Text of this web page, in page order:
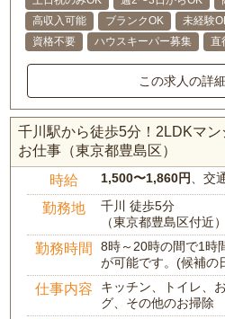
高収入可能
ブランクOK 未経験
資格不要
ハウスキーパー募集 直
この求人の詳
千川駅から徒歩5分！2LDKマ
お仕事（東京都豊島区）
時給 1,500〜1,860円、交
勤務地
千川 徒歩5分
（東京都豊島区付近）
勤務時間
8時～20時の間で1時
が可能です。(候補の
仕事内容
キッチン、トイレ、
グ、その他のお掃除